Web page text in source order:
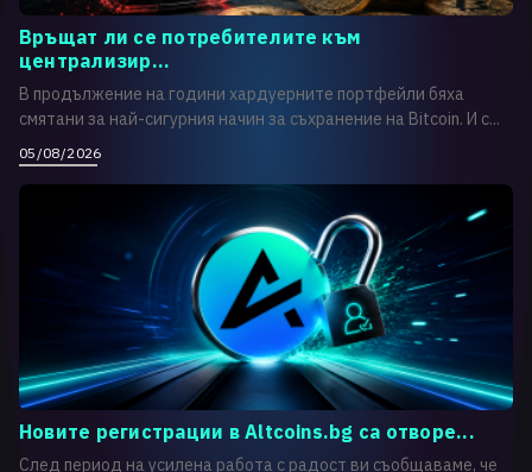
Връщат ли се потребителите към
централизир...
В продължение на години хардуерните портфейли бяха
смятани за най-сигурния начин за съхранение на Bitcoin. И с...
05/08/2026
Новите регистрации в Altcoins.bg са отворе...
След период на усилена работа с радост ви съобщаваме, че